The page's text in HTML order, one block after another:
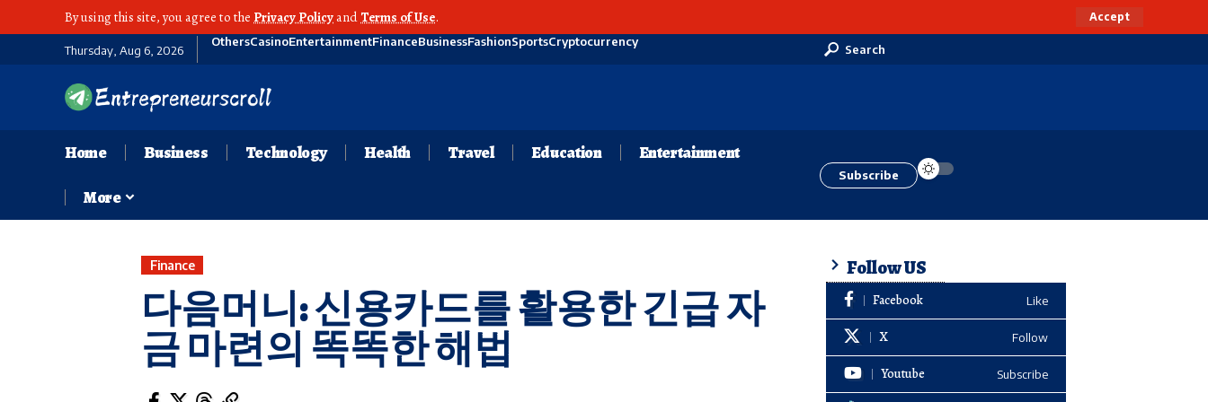
By using this site, you agree to the Privacy Policy andTerms of Use. Accept
Thursday, Aug 6, 2026
OthersCasinoEntertainmentFinanceBusinessFashionSportsCryptocurrency
Search
Home Business Technology Health Travel Education Entertainment
More
Subscribe
Finance
다음머니: 신용카드를 활용한 긴급 자
금 마련의 똑똑한 해법
Follow US
Facebook Like
X Follow
Youtube Subscribe